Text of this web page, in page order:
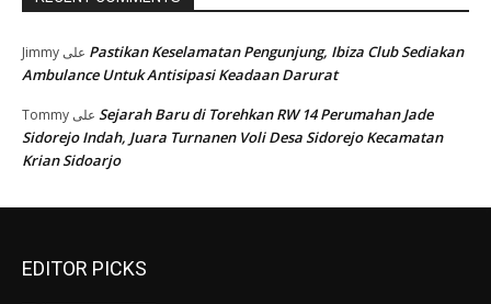
Jimmy
Pastikan Keselamatan Pengunjung, Ibiza Club Sediakan
Ambulance Untuk Antisipasi Keadaan Darurat
Tommy
Sejarah Baru di Torehkan RW 14 Perumahan Jade
Sidorejo Indah, Juara Turnanen Voli Desa Sidorejo Kecamatan
Krian Sidoarjo
EDITOR PICKS